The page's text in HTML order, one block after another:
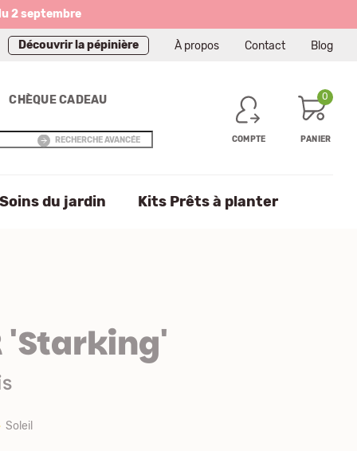
2 septembre
Découvrir la pépinière À propos Contact Blog
CHÈQUE CADEAU
RECHERCHE AVANCÉE COMPTE
0
PANIER
du jardin Kits Prêts à planter
'Starking'
Soleil